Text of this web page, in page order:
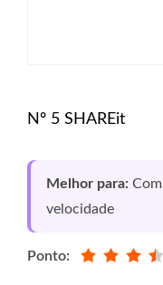
Nº 5 SHAREit
Melhor para:
velocidade
Ponto: